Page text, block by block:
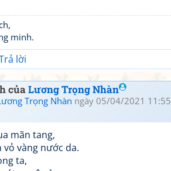
minh.
lời
củaLương Trọng Nhàn
Trọng Nhàn ngày 05/04/2021 11:55
mãn tang,
vàng nước da.
ta,